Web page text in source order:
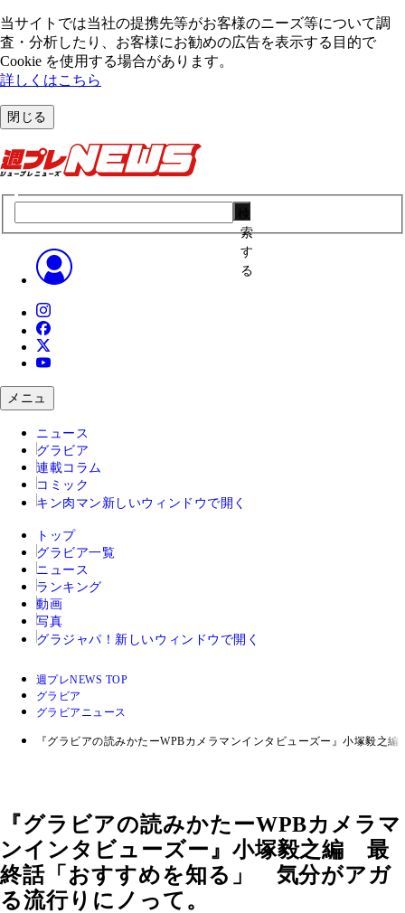
当サイトでは当社の提携先等がお客様のニーズ等について調
査・分析したり、お客様にお勧めの広告を表⽰する⽬的で
Cookie を使⽤する場合があります。
詳しくはこちら
閉じる
索
す
る
メニュ
ニュース
グラビア
連載コラム
コミック
キン肉マン 新しいウィンドウで開く
トップ
グラビア一覧
ニュース
ランキング
動画
写真
グラジャパ！ 新しいウィンドウで開く
週プレNEWS TOP
グラビア
グラビアニュース
『グラビアの読みかたーWPBカメラマンインタビューズー』小塚毅
『グラビアの読みかたーWPBカメラマ
ンインタビューズー』小塚毅之編 最
終話「おすすめを知る」 気分がアガ
る流行りにノって。